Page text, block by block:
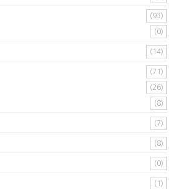
(93)
(0)
(14)
(71)
(26)
(8)
(7)
(8)
(0)
(1)